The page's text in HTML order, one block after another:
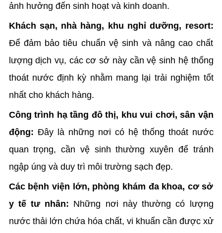
ảnh hưởng đến sinh hoạt và kinh doanh.
Khách sạn, nhà hàng, khu nghỉ dưỡng, resort:
Để đảm bảo tiêu chuẩn vệ sinh và nâng cao chất
lượng dịch vụ, các cơ sở này cần vệ sinh hệ thống
thoát nước định kỳ nhằm mang lại trải nghiệm tốt
nhất cho khách hàng.
Công trình hạ tầng đô thị, khu vui chơi, sân vận
động: Đây là những nơi có hệ thống thoát nước
quan trọng, cần vệ sinh thường xuyên để tránh
ngập úng và duy trì môi trường sạch đẹp.
Các bệnh viện lớn, phòng khám đa khoa, cơ sở
y tế tư nhân: Những nơi này thường có lượng
nước thải lớn chứa hóa chất, vi khuẩn cần được xử